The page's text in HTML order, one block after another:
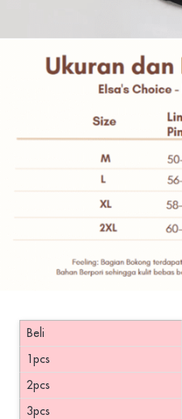
Beli
1pcs
2pcs
3pcs